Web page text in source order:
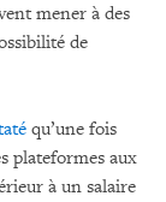
mener à des
de
qu’une fois
plateformes aux
à un salaire